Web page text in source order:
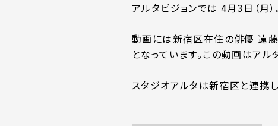
アルタビジョンでは 4月3日（月
動画には新宿区在住の俳優 遠
となっています。この動画はア
スタジオアルタは新宿区と連携